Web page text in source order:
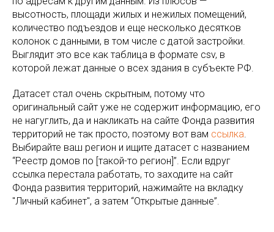
высотность, площади жилых и нежилых помещений,
количество подъездов и еще несколько десятков
колонок с данными, в том числе с датой застройки.
Выглядит это все как таблица в формате csv, в
которой лежат данные о всех здания в субъекте РФ.
Датасет стал очень скрытным, потому что
оригинальный сайт уже не содержит информацию, его
не нагуглить, да и накликать на сайте Фонда развития
территорий не так просто, поэтому вот вам ссылка
Выбирайте ваш регион и ищите датасет с названием
“Реестр домов по [такой-то регион]”. Если вдруг
ссылка перестала работать, то заходите на сайт
Фонда развития территорий, нажимайте на вкладку
"Личный кабинет", а затем “Открытые данные”.